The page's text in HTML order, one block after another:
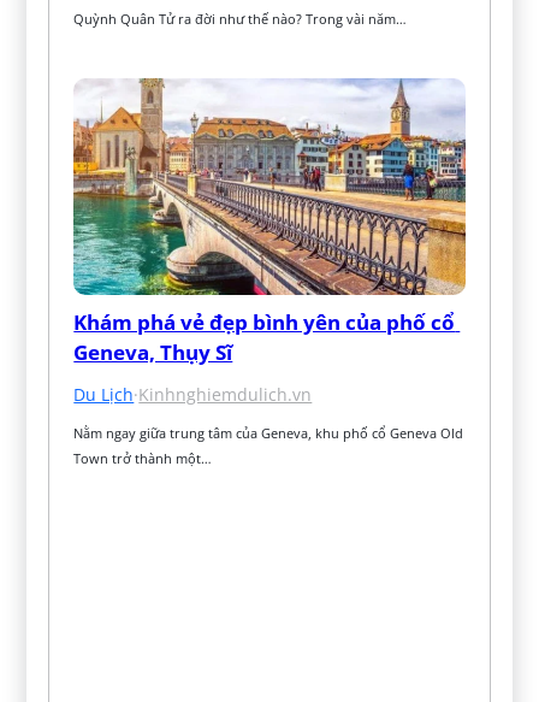
Quỳnh Quân Tử ra đời như thế nào? Trong vài năm…
Khám phá vẻ đẹp bình yên của phố cổ
Geneva, Thụy Sĩ
Du Lịch·Kinhnghiemdulich.vn
Nằm ngay giữa trung tâm của Geneva, khu phố cổ Geneva Old
Town trở thành một…